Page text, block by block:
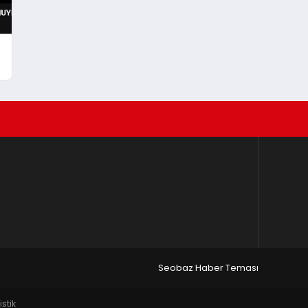
Seobaz Haber Teması